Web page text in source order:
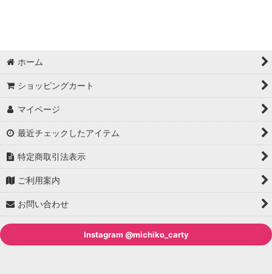
ホーム
ショッピングカート
マイページ
最近チェックしたアイテム
特定商取引法表示
ご利用案内
お問い合わせ
Instagram @michiko_carty